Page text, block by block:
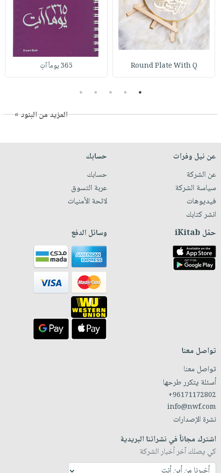
Round Plate With Q 365 يوماً آتٍ
1
2
3
4
5
المزيد من البنود »
عن نيل وفرات
عن الشركة
سياسة الشركة
فيديوهات
انشر كتابك
حسابك
حسابك
عربة التسوق
لائحة الأمنيات
حمّل iKitab وسائل الدفع
تواصل معنا
تواصل معنا
أسئلة يتكرر طرحها
+96171172802
info@nwf.com
نشرة الإصدارات
اشترك مجاناً في نشراتنا البريدية
كي يصلك آخر أخبار الشركة